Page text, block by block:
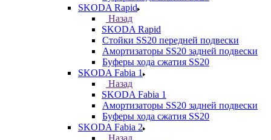
SKODA Rapid
Назад
SKODA Rapid
Стойки SS20 передней подвески
Амортизаторы SS20 задней подвески
Буферы хода сжатия SS20
SKODA Fabia 1
Назад
SKODA Fabia 1
Амортизаторы SS20 задней подвески
Буферы хода сжатия SS20
SKODA Fabia 2
Назад